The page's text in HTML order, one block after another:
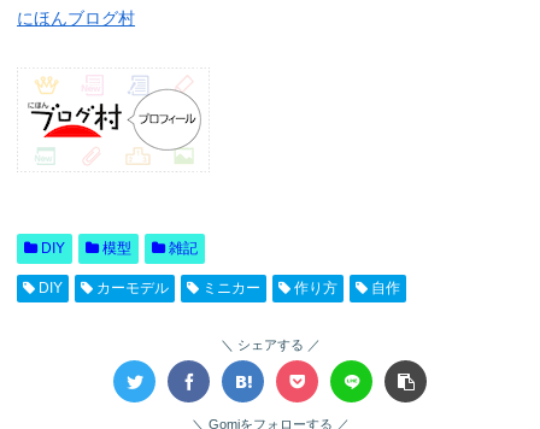
にほんブログ村
DIY 模型 雑記
DIY カーモデル ミニカー 作り方 自作
シェアする
Gomiをフォローする